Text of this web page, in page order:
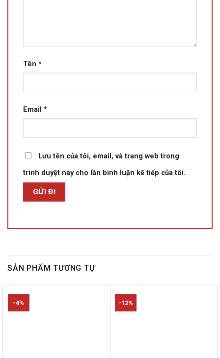
Tên *
Email *
Lưu tên của tôi, email, và trang web trong
trình duyệt này cho lần bình luận kế tiếp của tôi.
SẢN PHẨM TƯƠNG TỰ
-4% -12%